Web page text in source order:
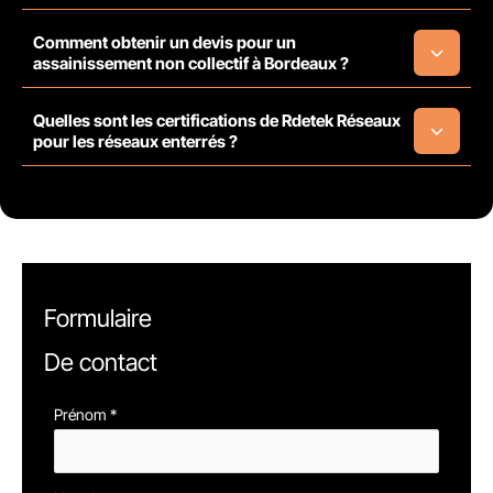
Comment obtenir un devis pour un
assainissement non collectif à Bordeaux ?
Quelles sont les certifications de Rdetek Réseaux
pour les réseaux enterrés ?
Formulaire
De contact
Formulaire
avec
Prénom *